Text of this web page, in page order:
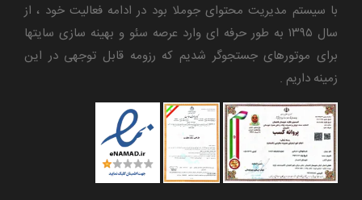
با سیستم مدیریت محتوای جوملا بود در ادامه فعالیت خود ، از
سال ۱۳۹۵ به طور حرفه ای وارد عرصه سئو و بهینه سازی سایتها
برای موتورهای جستجوگر شدیم که رزومه قابل توجهی در این
زمینه داریم .